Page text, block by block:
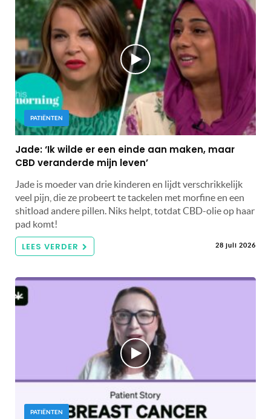
PATIËNTEN
Jade: ‘Ik wilde er een einde aan maken, maar
CBD veranderde mijn leven’
Jade is moeder van drie kinderen en lijdt verschrikkelijk
veel pijn, die ze probeert te tackelen met morfine en een
shitload andere pillen. Niks helpt, totdat CBD-olie op haar
pad komt!
LEES VERDER 28 juli 2026
PATIËNTEN